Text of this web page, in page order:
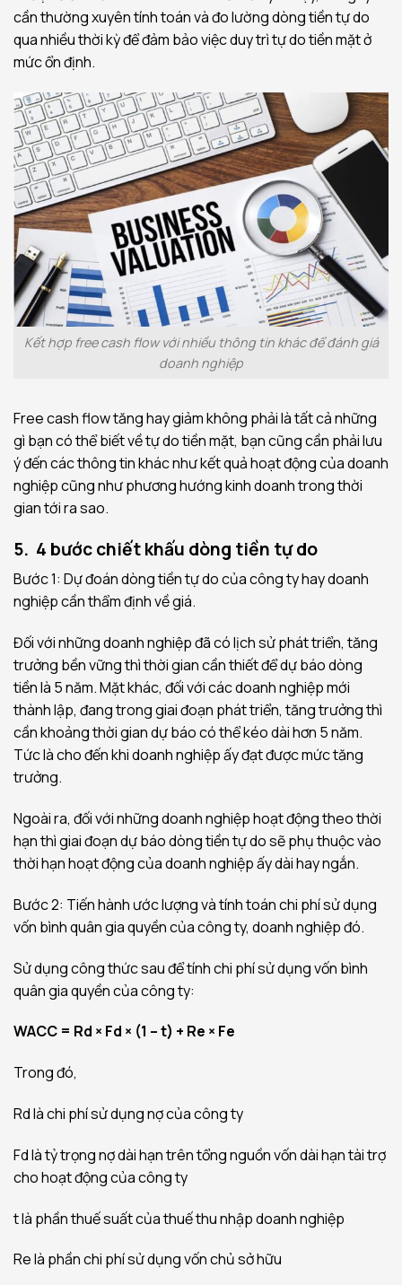
cần thường xuyên tính toán và đo lường dòng tiền tự do
qua nhiều thời kỳ để đảm bảo việc duy trì tự do tiền mặt ở
mức ổn định.
Kết hợp free cash flow với nhiều thông tin khác để đánh giá
doanh nghiệp
Free cash flow tăng hay giảm không phải là tất cả những
gì bạn có thể biết về tự do tiền mặt, bạn cũng cần phải lưu
ý đến các thông tin khác như kết quả hoạt động của doanh
nghiệp cũng như phương hướng kinh doanh trong thời
gian tới ra sao.
5. 4 bước chiết khấu dòng tiền tự do
Bước 1: Dự đoán dòng tiền tự do của công ty hay doanh
nghiệp cần thẩm định về giá.
Đối với những doanh nghiệp đã có lịch sử phát triển, tăng
trưởng bền vững thì thời gian cần thiết để dự báo dòng
tiền là 5 năm. Mặt khác, đối với các doanh nghiệp mới
thành lập, đang trong giai đoạn phát triển, tăng trưởng thì
cần khoảng thời gian dự báo có thể kéo dài hơn 5 năm.
Tức là cho đến khi doanh nghiệp ấy đạt được mức tăng
trưởng.
Ngoài ra, đối với những doanh nghiệp hoạt động theo thời
hạn thì giai đoạn dự báo dòng tiền tự do sẽ phụ thuộc vào
thời hạn hoạt động của doanh nghiệp ấy dài hay ngắn.
Bước 2: Tiến hành ước lượng và tính toán chi phí sử dụng
vốn bình quân gia quyền của công ty, doanh nghiệp đó.
Sử dụng công thức sau để tính chi phí sử dụng vốn bình
quân gia quyền của công ty:
WACC = Rd × Fd × (1 – t) + Re × Fe
Trong đó,
Rd là chi phí sử dụng nợ của công ty
Fd là tỷ trọng nợ dài hạn trên tổng nguồn vốn dài hạn tài trợ
cho hoạt động của công ty
t là phần thuế suất của thuế thu nhập doanh nghiệp
Re là phần chi phí sử dụng vốn chủ sở hữu